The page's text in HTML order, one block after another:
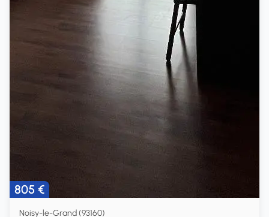
805 €
Noisy-le-Grand (93160)